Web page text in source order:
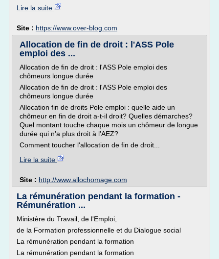
Lire la suite
Site : https://www.over-blog.com
Allocation de fin de droit : l'ASS Pole
emploi des ...
Allocation de fin de droit : l'ASS Pole emploi des
chômeurs longue durée
Allocation de fin de droit : l'ASS Pole emploi des
chômeurs longue durée
Allocation fin de droits Pole emploi : quelle aide un
chômeur en fin de droit a-t-il droit? Quelles démarches?
Quel montant touche chaque mois un chômeur de longue
durée qui n'a plus droit à l'AEZ?
Comment toucher l'allocation de fin de droit...
Lire la suite
Site : http://www.allochomage.com
La rémunération pendant la formation -
Rémunération ...
Ministère du Travail, de l'Emploi,
de la Formation professionnelle et du Dialogue social
La rémunération pendant la formation
La rémunération pendant la formation